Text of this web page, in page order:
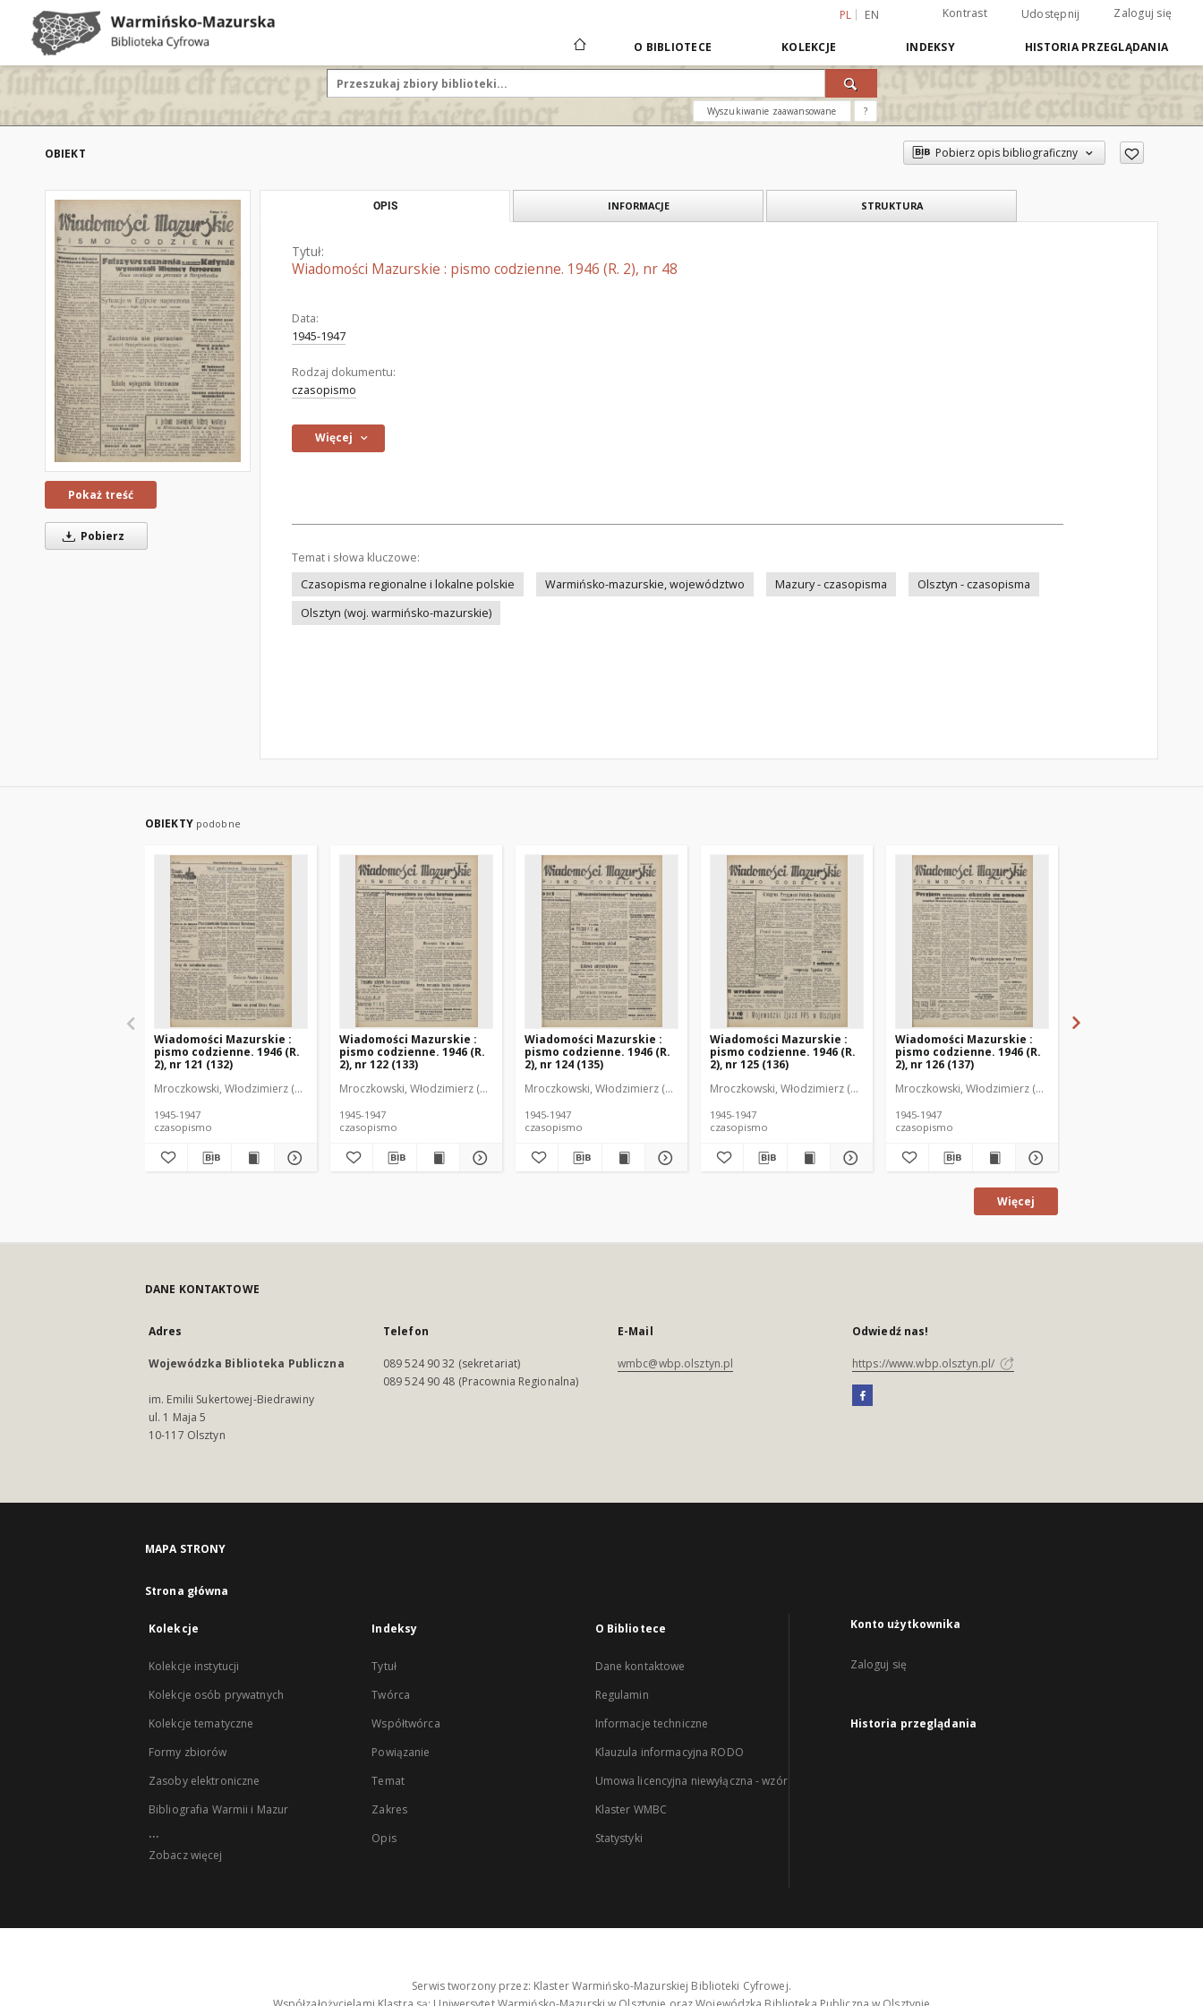
PL EN Kontrast Udostępnij Zaloguj się
O BIBLIOTECE KOLEKCJE INDEKSY HISTORIA PRZEGLĄDANIA
Wyszukiwanie zaawansowane ?
OBIEKT Pobierz opis bibliograficzny
Pokaż treść
Pobierz
OPIS INFORMACJE STRUKTURA
Tytuł:
Wiadomości Mazurskie : pismo codzienne. 1946 (R. 2), nr 48
Data:
1945-1947
Rodzaj dokumentu:
czasopismo
Więcej
Temat i słowa kluczowe:
Czasopisma regionalne i lokalne polskie
Warmińsko-mazurskie, województwo Mazury - czasopisma
Olsztyn - czasopisma
Olsztyn (woj. warmińsko-mazurskie)
OBIEKTY podobne
Wiadomości Mazurskie :
pismo codzienne. 1946 (R.
2), nr 121 (132)
Mroczkowski, Włodzimierz (1902-1971). Redaktor
1945-1947
czasopismo
Wiadomości Mazurskie :
pismo codzienne. 1946 (R.
2), nr 122 (133)
Mroczkowski, Włodzimierz (1902-1971). Redaktor
1945-1947
czasopismo
Wiadomości Mazurskie :
pismo codzienne. 1946 (R.
2), nr 124 (135)
Mroczkowski, Włodzimierz (1902-1971). Redaktor
1945-1947
czasopismo
Wiadomości Mazurskie :
pismo codzienne. 1946 (R.
2), nr 125 (136)
Mroczkowski, Włodzimierz (1902-1971). Redaktor
1945-1947
czasopismo
Wiadomości Mazurskie :
pismo codzienne. 1946 (R.
2), nr 126 (137)
Mroczkowski, Włodzimierz (1902-1971). Redaktor
1945-1947
czasopismo
Więcej
DANE KONTAKTOWE
Adres
Wojewódzka Biblioteka Publiczna
im. Emilii Sukertowej-Biedrawiny
ul. 1 Maja 5
10-117 Olsztyn
Telefon
089 524 90 32 (sekretariat)
089 524 90 48 (Pracownia Regionalna)
E-Mail
wmbc@wbp.olsztyn.pl
Odwiedź nas!
https://www.wbp.olsztyn.pl/
MAPA STRONY
Strona główna
Kolekcje
Kolekcje instytucji
Kolekcje osób prywatnych
Kolekcje tematyczne
Formy zbiorów
Zasoby elektroniczne
Bibliografia Warmii i Mazur
...
Zobacz więcej
Indeksy
Tytuł
Twórca
Współtwórca
Powiązanie
Temat
Zakres
Opis
O Bibliotece
Dane kontaktowe
Regulamin
Informacje techniczne
Klauzula informacyjna RODO
Umowa licencyjna niewyłączna - wzór
Klaster WMBC
Statystyki
Konto użytkownika
Zaloguj się
Historia przeglądania
Serwis tworzony przez: Klaster Warmińsko-Mazurskiej Biblioteki Cyfrowej.